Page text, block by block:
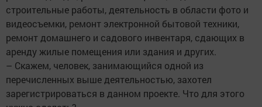
строительные работы, деятельность в области фото и
видеосъемки, ремонт электронной бытовой техники,
ремонт домашнего и садового инвентаря, сдающих в
аренду жилые помещения или здания и других.
– Скажем, человек, занимающийся одной из
перечисленных выше деятельностью, захотел
зарегистрироваться в данном проекте. Что для этого